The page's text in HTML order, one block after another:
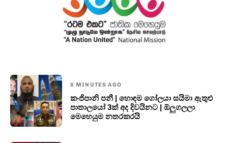
8 MINUTES AGO
කංජිපානි පනී | හොඳම ගෝලයා සයිමා ඇතුළු
පාතාලයෝ 3ක් අද දිවයිනට | ඕලුගලලා
මෙහෙයුම නතරකරයි